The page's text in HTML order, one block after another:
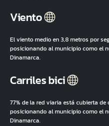
Viento
El viento medio en 3,8 metros por
posicionando al municipio como el
Dinamarca.
Carriles bici
77% de la red viaria está cubierta
posicionando al municipio como el
Dinamarca.